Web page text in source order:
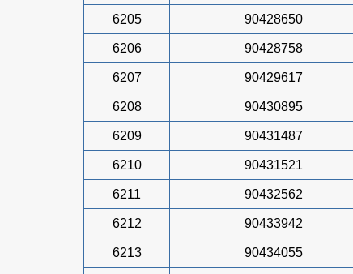
6205 90428650
6206 90428758
6207 90429617
6208 90430895
6209 90431487
6210 90431521
6211 90432562
6212 90433942
6213 90434055